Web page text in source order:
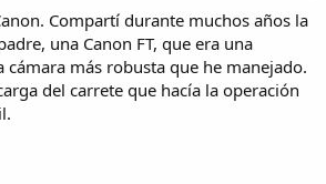
Compartí durante muchos años la
una Canon FT, que era una
cámara más robusta que he manejado.
del carrete que hacía la operación